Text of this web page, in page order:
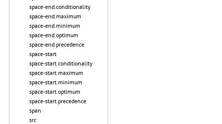
space-end.conditionality
space-end.maximum
space-end.minimum
space-end.optimum
space-end.precedence
space-start
space-start.conditionality
space-start.maximum
space-start.minimum
space-start.optimum
space-start.precedence
span
src